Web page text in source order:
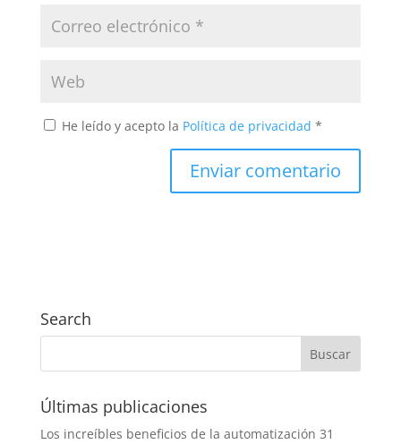
He leído y acepto la Política de privacidad *
Search
Últimas publicaciones
Los increíbles beneficios de la automatización 31